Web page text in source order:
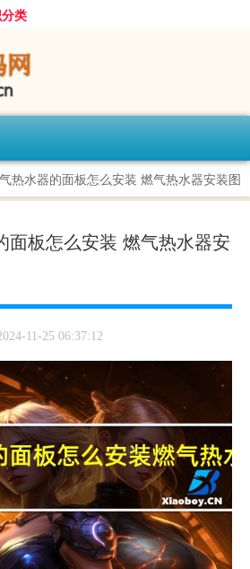
类
热水器的面板怎么安装 燃气热水器安装图
面板怎么安装 燃气热水器安
11-25 06:37:12